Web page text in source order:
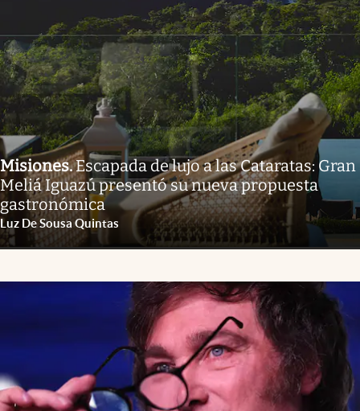
Misiones.Escapada de lujo a las Cataratas: Gran
Meliá Iguazú presentó su nueva propuesta
gastronómica
Luz De Sousa Quintas